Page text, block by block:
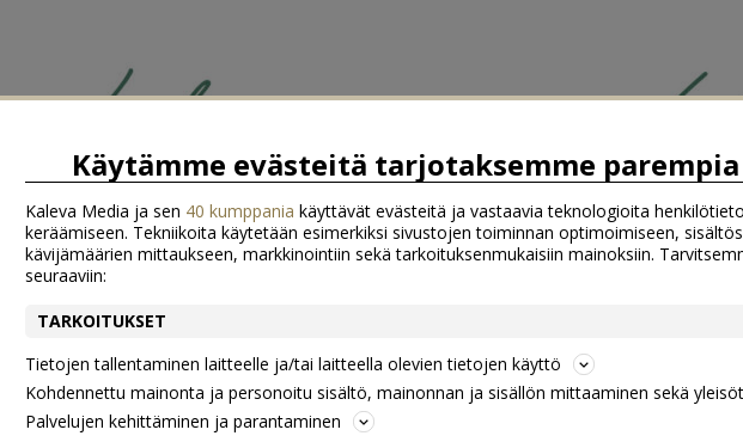
Käytämme evästeitä tarjotaksemme
Kaleva Media ja sen 40 kumppania käyttävät evästeitä ja vastaavia teknologioita
keräämiseen. Tekniikoita käytetään esimerkiksi sivustojen toiminnan optimoimiseen,
kävijämäärien mittaukseen, markkinointiin sekä tarkoituksenmukaisiin mainoksiin.
seuraaviin:
TARKOITUKSET
Tietojen tallentaminen laitteelle ja/tai laitteella olevien tietojen käyttö
Kohdennettu mainonta ja personoitu sisältö, mainonnan ja sisällön mittaaminen sekä
Palvelujen kehittäminen ja parantaminen